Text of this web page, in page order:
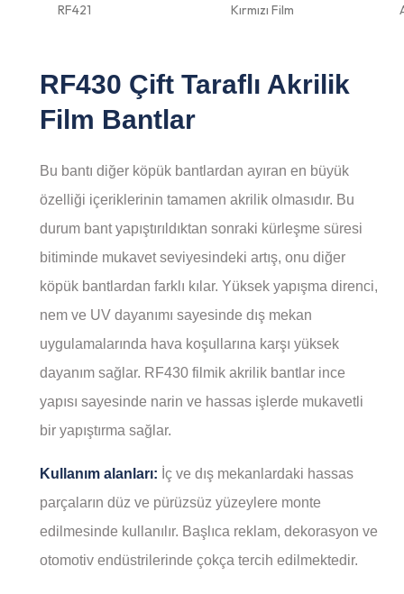
RF421 Kırmızı Film
RF430 Çift Taraflı Akrilik
Film Bantlar
Bu bantı diğer köpük bantlardan ayıran en büyük
özelliği içeriklerinin tamamen akrilik olmasıdır. Bu
durum bant yapıştırıldıktan sonraki kürleşme süresi
bitiminde mukavet seviyesindeki artış, onu diğer
köpük bantlardan farklı kılar. Yüksek yapışma direnci,
nem ve UV dayanımı sayesinde dış mekan
uygulamalarında hava koşullarına karşı yüksek
dayanım sağlar. RF430 filmik akrilik bantlar ince
yapısı sayesinde narin ve hassas işlerde mukavetli
bir yapıştırma sağlar.
Kullanım alanları: İç ve dış mekanlardaki hassas
parçaların düz ve pürüzsüz yüzeylere monte
edilmesinde kullanılır. Başlıca reklam, dekorasyon ve
otomotiv endüstrilerinde çokça tercih edilmektedir.